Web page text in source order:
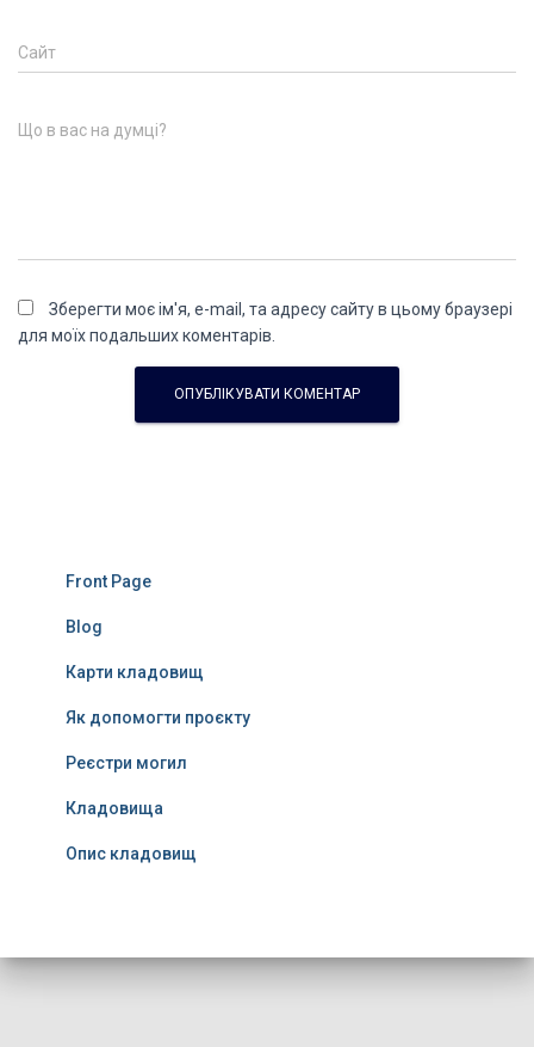
Сайт
Що в вас на думці?
Зберегти моє ім'я, e-mail, та адресу сайту в цьому браузері
для моїх подальших коментарів.
Front Page
Blog
Карти кладовищ
Як допомогти проєкту
Реєстри могил
Кладовища
Опис кладовищ